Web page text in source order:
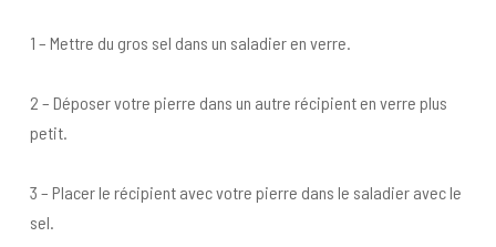
1 – Mettre du gros sel dans un saladier en verre.
2 – Déposer votre pierre dans un autre récipient en verre plus
petit.
3 – Placer le récipient avec votre pierre dans le saladier avec le
sel.